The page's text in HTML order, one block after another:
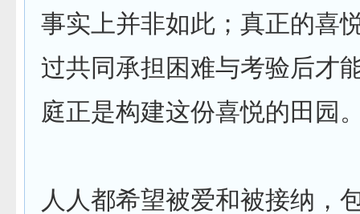
事实上并非如此；真正的喜
过共同承担困难与考验后才
庭正是构建这份喜悦的田园
人人都希望被爱和被接纳，